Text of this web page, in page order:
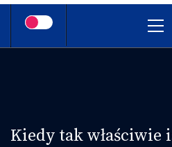
Kiedy tak właściwie